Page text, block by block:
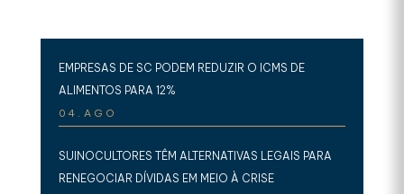
EMPRESAS DE SC PODEM REDUZIR O ICMS DE
ALIMENTOS PARA 12%
04.AGO
SUINOCULTORES TÊM ALTERNATIVAS LEGAIS PARA
RENEGOCIAR DÍVIDAS EM MEIO À CRISE